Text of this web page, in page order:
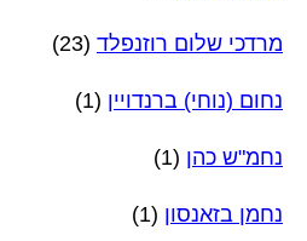
מרדכי שלום רוזנפלד (23)
נחום (נוחי) ברנדויין (1)
נחמ"ש כהן (1)
נחמן בזאנסון (1)